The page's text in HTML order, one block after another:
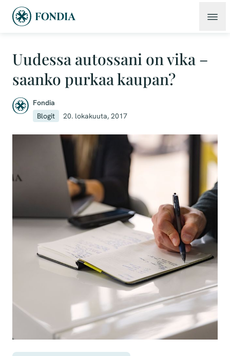
Uudessa autossani on vika –
saanko purkaa kaupan?
Fondia
Blogit
20. lokakuuta, 2017